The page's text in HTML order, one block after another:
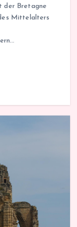
der Bretagne
Mittelalters